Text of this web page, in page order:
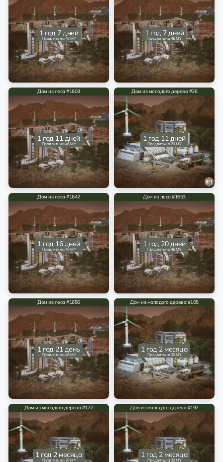
1 год 7 дней
Продлить на 46 MY
1 год 7 дней
Продлить на 46 MY
Дом из леса #1603
1 год 11 дней
Продлить на 46 MY
Дом из молодого дерева #36
1 год 11 дней
Продлить на 20 MY
Дом из леса #1642
1 год 16 дней
Продлить на 46 MY
Дом из леса #1653
1 год 20 дней
Продлить на 46 MY
Дом из леса #1656
1 год 21 день
Продлить на 46 MY
Дом из молодого дерева #105
1 год 2 месяца
Продлить на 20 MY
Дом из молодого дерева #172
1 год 2 месяца
Продлить на 20 MY
Дом из молодого дерева #197
1 год 2 месяца
Продлить на 20 MY